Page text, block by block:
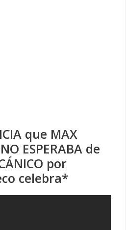
que MAX
ESPERABA de
por
celebra*